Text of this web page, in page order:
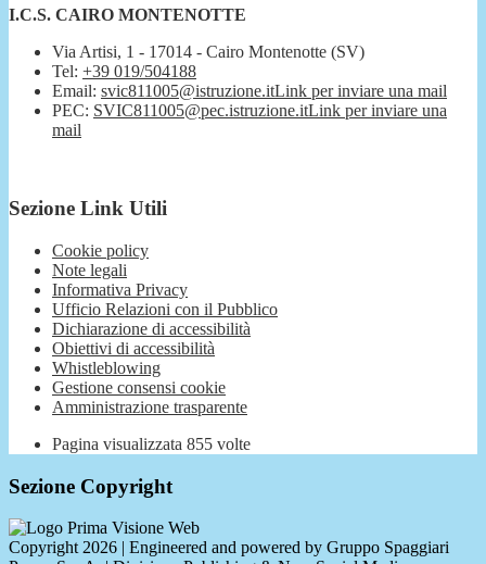
I.C.S. CAIRO MONTENOTTE
Via Artisi, 1 - 17014 - Cairo Montenotte (SV)
Tel: +39 019/504188
Email: svic811005@istruzione.itLink per inviare una mail
PEC: SVIC811005@pec.istruzione.itLink per inviare una
mail
Sezione Link Utili
Cookie policy
Note legali
Informativa Privacy
Ufficio Relazioni con il Pubblico
Dichiarazione di accessibilità
Obiettivi di accessibilità
Whistleblowing
Gestione consensi cookie
Amministrazione trasparente
Pagina visualizzata 855 volte
Sezione Copyright
Copyright 2026 | Engineered and powered by Gruppo Spaggiari